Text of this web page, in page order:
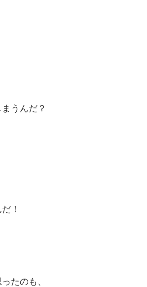
うんだ？
！
たのも、